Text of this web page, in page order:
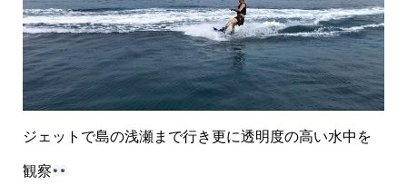
ジェットで島の浅瀬まで行き更に透明度の高い水中を
観察